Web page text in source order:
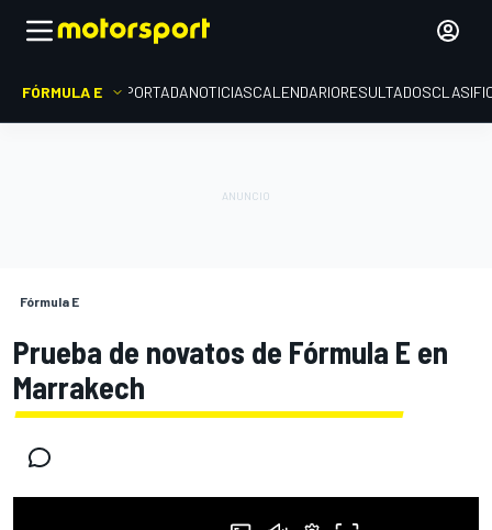
FÓRMULA E PORTADANOTICIASCALENDARIORESULTADOS
Fórmula E
Prueba de novatos de Fórmula E en
Marrakech